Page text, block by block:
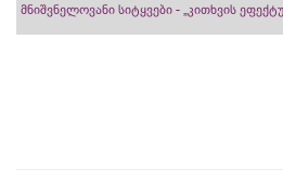
მნიშვნელოვანი სიტყვები - „კითხვის